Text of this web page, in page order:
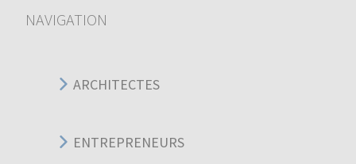
NAVIGATION
ARCHITECTES
ENTREPRENEURS